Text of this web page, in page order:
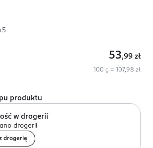
53,99 zł
100 g = 107,98 zł
produktu
w drogerii
drogerii
drogerię